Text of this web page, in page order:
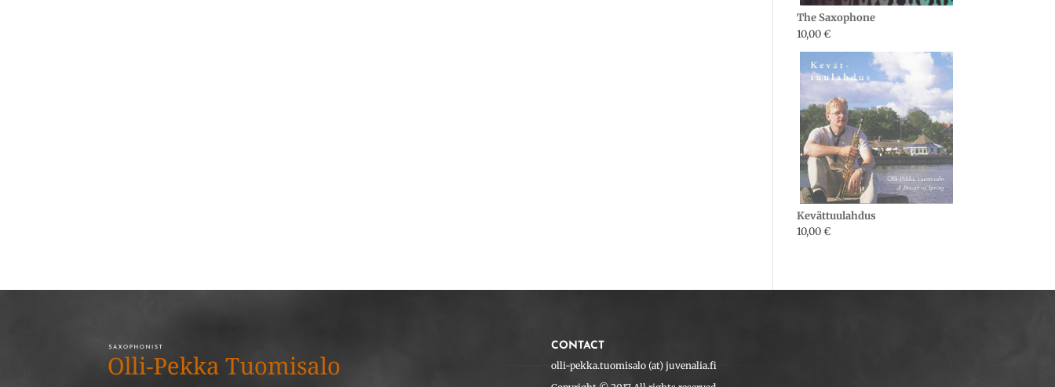
The Saxophone
10,00€
Kevättuulahdus
10,00€
CONTACT
olli-pekka.tuomisalo (at) juvenalia.fi